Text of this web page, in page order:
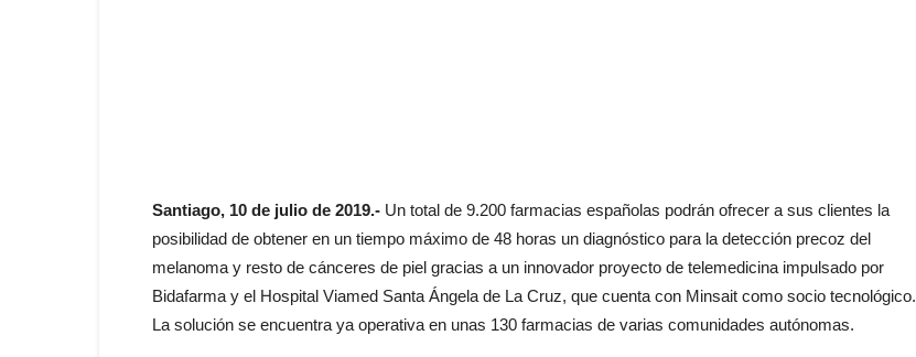
Santiago, 10 de julio de 2019.- Un total de 9.200 farmacias españolas podrán ofrecer a sus clientes la
posibilidad de obtener en un tiempo máximo de 48 horas un diagnóstico para la detección precoz del
melanoma y resto de cánceres de piel gracias a un innovador proyecto de telemedicina impulsado por
Bidafarma y el Hospital Viamed Santa Ángela de La Cruz, que cuenta con Minsait como socio tecnológico.
La solución se encuentra ya operativa en unas 130 farmacias de varias comunidades autónomas.